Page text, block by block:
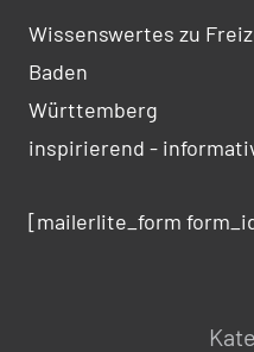
Wissenswertes zu
Baden
Württemberg
inspirierend -
[mailerlite_form